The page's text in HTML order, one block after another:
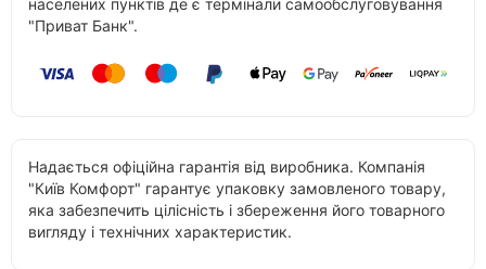
населених пунктів де є термінали самообслуговування
"Приват Банк".
Надається офіційна гарантія від виробника. Компанія
"Київ Комфорт" гарантує упаковку замовленого товару,
яка забезпечить цілісність і збереження його товарного
вигляду і технічних характеристик.